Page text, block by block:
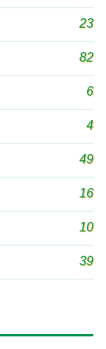
23
82
6
4
49
16
10
39